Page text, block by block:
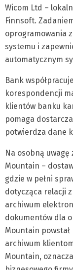
Wicom Ltd –
Finnsoft.
oprogramowania
systemu i
automatycznym
Bank
korespondencji
klientów banku
pomaga
potwierdza dane
Na osobną uwagę
Mountain –
gdzie w pełni
dotycząca relacji
archiwum
dokumentów dla
Mountain
archiwum
Mountain,